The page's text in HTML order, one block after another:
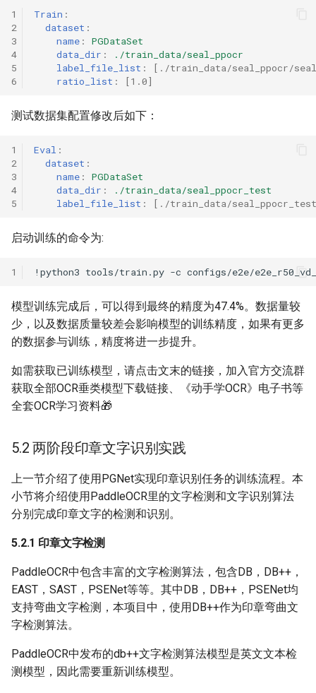
1
2
3
4
5
6
Train :
dataset :
name :
PGDataSet
data_dir :
./train_data/seal_ppocr
label_file_list : [ ./train_data/seal_ppocr/
ratio_list : [1.0]
测试数据集配置修改后如下：
1
2
3
4
5
Eval :
dataset :
name :
PGDataSet
data_dir :
./train_data/seal_ppocr_test
label_file_list : [ ./train_data/
启动训练的命令为:
1 !python3 tools/train.py -c
模型训练完成后，可以得到最终的精度为47.4%。数据量较
少，以及数据质量较差会影响模型的训练精度，如果有更多
的数据参与训练，精度将进一步提升。
如需获取已训练模型，请点击文末的链接，加入官方交流群
获取全部OCR垂类模型下载链接、《动手学OCR》电子书等
全套OCR学习资料🎁
5.2 两阶段印章文字识别实践
上一节介绍了使用PGNet实现印章识别任务的训练流程。本
小节将介绍使用PaddleOCR里的文字检测和文字识别算法
分别完成印章文字的检测和识别。
5.2.1 印章文字检测
PaddleOCR中包含丰富的文字检测算法，包含DB，DB++，
EAST，SAST，PSENet等等。其中DB，DB++，PSENet均
支持弯曲文字检测，本项目中，使用DB++作为印章弯曲文
字检测算法。
PaddleOCR中发布的db++文字检测算法模型是英文文本检
测模型，因此需要重新训练模型。